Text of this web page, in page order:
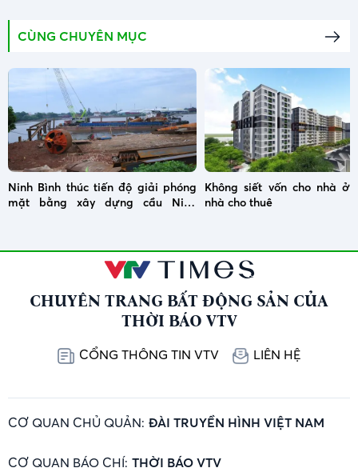
CÙNG CHUYÊN MỤC
Ninh Bình thúc tiến độ giải phóng
mặt bằng xây dựng cầu Ninh
Không siết vốn cho nhà ở
nhà cho thuê
CHUYÊN TRANG BẤT ĐỘNG SẢN CỦA
THỜI BÁO VTV
CỔNG THÔNG TIN VTV LIÊN HỆ
CƠ QUAN CHỦ QUẢN: ĐÀI TRUYỀN HÌNH VIỆT NAM
CƠ QUAN BÁO CHÍ: THỜI BÁO VTV